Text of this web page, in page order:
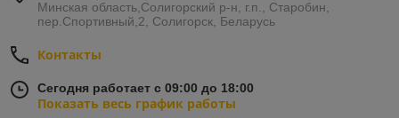
Минская область,Солигорский р-н, г.п., Старобин,
пер.Спортивный,2, Солигорск, Беларусь
Контакты
Сегодня работает с 09:00 до 18:00
Показать весь график работы